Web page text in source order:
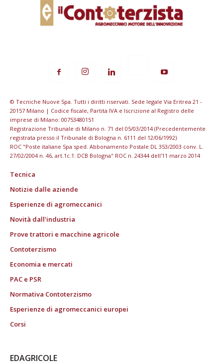
© Tecniche Nuove Spa. Tutti i diritti riservati. Sede legale Via Eritrea 21 -
20157 Milano | Codice fiscale, Partita IVA e Iscrizione al Registro delle
imprese di Milano: 00753480151
Registrazione Tribunale di Milano n. 71 del 05/03/2014 (Precedentemente
registrata presso il Tribunale di Bologna n. 6111 del 12/06/1992)
ROC "Poste italiane Spa sped. Abbonamento Postale DL 353/2003 conv. L.
27/02/2004 n. 46, art.1c.1: DCB Bologna" ROC n. 24344 dell'11 marzo 2014
Tecnica
Notizie dalle aziende
Esperienze di agromeccanici
Novità dall’industria
Prove trattori e macchine agricole
Contoterzismo
Economia e mercati
PAC e PSR
Normativa Contoterzismo
Esperienze di agromeccanici europei
Corsi
EDAGRICOLE